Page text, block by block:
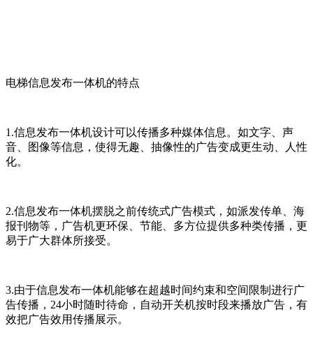
电梯信息发布一体机的特点
1.信息发布一体机设计可以传播多种媒体信息。如文字、声
音、图像等信息，使得无趣、抽像性的广告变成更生动、人性
化。
2.信息发布一体机摆脱之前传统式广告模式，如派发传单、海
报刊物等，广告机更环保、节能、多方位提供多种类传播，更
易于广大群体所接受。
3.由于信息发布一体机能够在超越时间约束和空间限制进行广
告传播，24小时随时待命，自动开关机按时段来播放广告，有
效把广告效用传播展示。